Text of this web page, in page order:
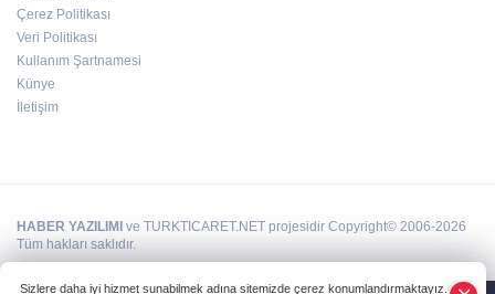
Çerez Politikası
Veri Politikası
Kullanım Şartnamesi
Künye
İletişim
HABER YAZILIMI ve TURKTICARET.NET projesidir Copyright© 2006-2026
Tüm hakları saklıdır.
Sizlere daha iyi hizmet sunabilmek adına sitemizde çerez konumlandırmaktayız.